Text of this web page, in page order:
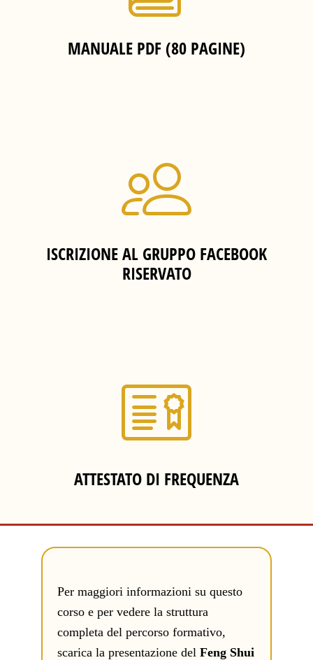
MANUALE PDF (80 PAGINE)
ISCRIZIONE AL GRUPPO FACEBOOK
RISERVATO
ATTESTATO DI FREQUENZA
Per maggiori informazioni su questo
corso e per vedere la struttura
completa del percorso formativo,
scarica la presentazione del Feng Shui